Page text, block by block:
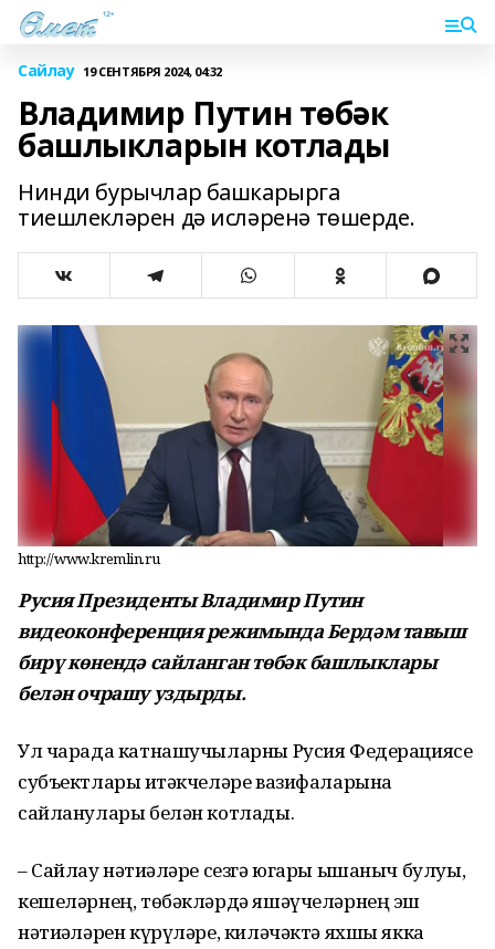
Сайлау 19 СЕНТЯБРЯ 2024, 04:32
Владимир Путин төбәк
башлыкларын котлады
Нинди бурычлар башкарырга
тиешлекләрен дә исләренә төшерде.
http://www.kremlin.ru
Русия Президенты Владимир Путин
видеоконференция режимында Бердәм тавыш
бирү көнендә сайланган төбәк башлыклары
белән очрашу уздырды.
Ул чарада катнашучыларны Русия Федерациясе
субъектлары җитәкчеләре вазифаларына
сайланулары белән котлады.
– Сайлау нәтиҗәләре сезгә югары ышаныч булуы,
кешеләрнең, төбәкләрдә яшәүчеләрнең эш
нәтиҗәләрен күрүләре, киләчәктә яхшы якка